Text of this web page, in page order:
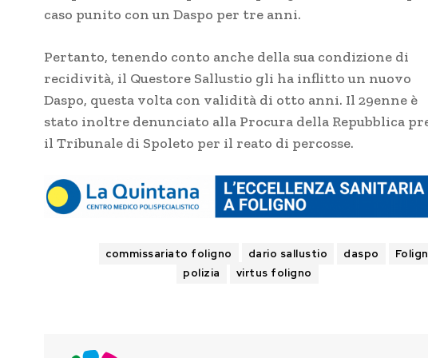
caso punito con un Daspo per tre anni.
Pertanto, tenendo conto anche della sua condizione di
recidività, il Questore Sallustio gli ha inflitto un nuovo
Daspo, questa volta con validità di otto anni. Il 29enne è
stato inoltre denunciato alla Procura della Repubblica
il Tribunale di Spoleto per il reato di percosse.
commissariato foligno dario sallustio daspo
polizia
virtus foligno